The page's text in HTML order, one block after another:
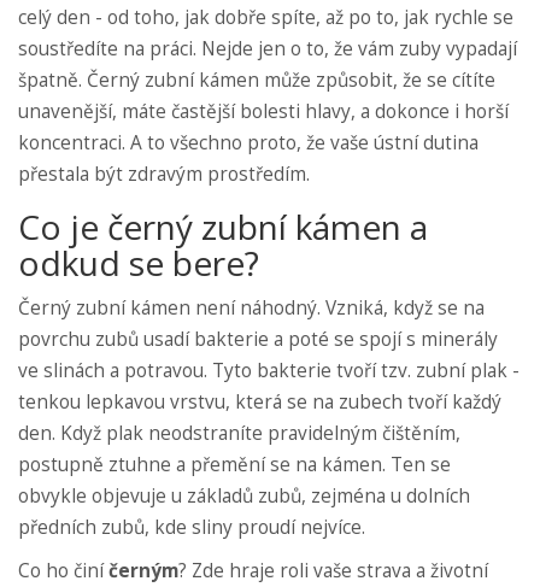
celý den - od toho, jak dobře spíte, až po to, jak rychle se
soustředíte na práci. Nejde jen o to, že vám zuby vypadají
špatně. Černý zubní kámen může způsobit, že se cítíte
unavenější, máte častější bolesti hlavy, a dokonce i horší
koncentraci. A to všechno proto, že vaše ústní dutina
přestala být zdravým prostředím.
Co je černý zubní kámen a
odkud se bere?
Černý zubní kámen není náhodný. Vzniká, když se na
povrchu zubů usadí bakterie a poté se spojí s minerály
ve slinách a potravou. Tyto bakterie tvoří tzv. zubní plak -
tenkou lepkavou vrstvu, která se na zubech tvoří každý
den. Když plak neodstraníte pravidelným čištěním,
postupně ztuhne a přemění se na kámen. Ten se
obvykle objevuje u základů zubů, zejména u dolních
předních zubů, kde sliny proudí nejvíce.
Co ho činíčerným? Zde hraje roli vaše strava a životní